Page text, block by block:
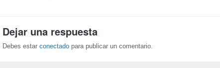
Dejar una respuesta
Debes estar conectado para publicar un comentario.